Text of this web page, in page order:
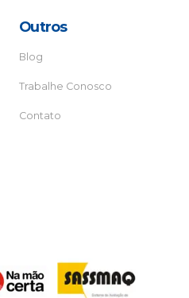
Outros
Blog
Trabalhe Conosco
Contato